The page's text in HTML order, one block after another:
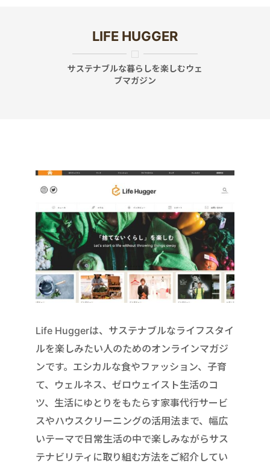
LIFE HUGGER
サステナブルな暮らしを楽しむウェ
ブマガジン
Life Huggerは、サステナブルなライフスタイ
ルを楽しみたい人のためのオンラインマガジ
ンです。エシカルな食やファッション、子育
て、ウェルネス、ゼロウェイスト生活のコ
ツ、生活にゆとりをもたらす家事代行サービ
スやハウスクリーニングの活用法まで、幅広
いテーマで日常生活の中で楽しみながらサス
テナビリティに取り組む方法をご紹介してい